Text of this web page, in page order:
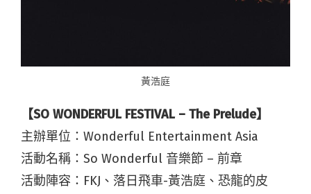
黃浩庭
【SO WONDERFUL FESTIVAL – The Prelude】
主辦單位：Wonderful Entertainment Asia
活動名稱：So Wonderful 音樂節 – 前章
活動陣容：FKJ、落日飛車-黃浩庭、恐龍的皮